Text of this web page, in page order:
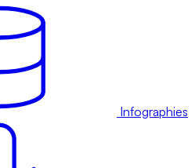
Infographies